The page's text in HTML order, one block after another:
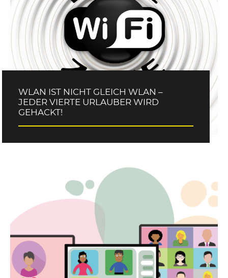
WLAN IST NICHT GLEICH WLAN –
JEDER VIERTE URLAUBER WIRD
GEHACKT!